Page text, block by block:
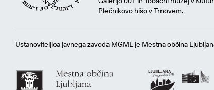
Plečnikovo hišo v Trnovem.
Ustanoviteljica javnega zavoda MGML je Mestna občina